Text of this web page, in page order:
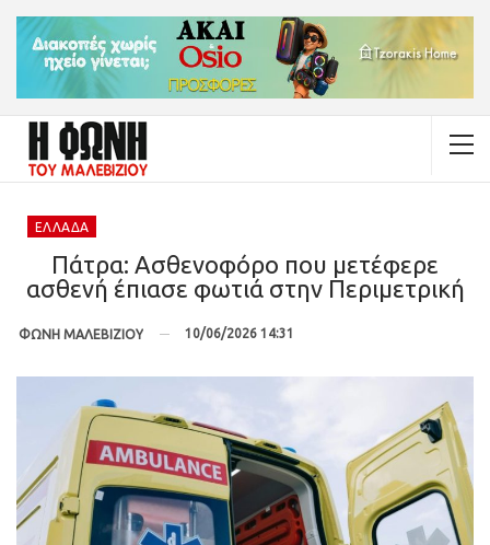
ΕΛΛΆΔΑ
Πάτρα: Ασθενοφόρο που μετέφερε
ασθενή έπιασε φωτιά στην Περιμετρική
ΦΩΝΗ ΜΑΛΕΒΙΖΙΟΥ 10/06/2026 14:31